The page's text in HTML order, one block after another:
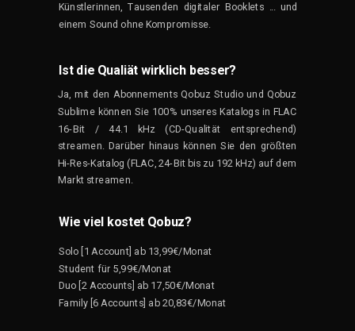
Künstlerinnen, Tausenden digitaler Booklets ... und
einem Sound ohne Kompromisse.
Ist die Qualiät wirklich besser?
Ja, mit den Abonnements Qobuz Studio und Qobuz
Sublime können Sie 100% unseres Katalogs in FLAC
16-Bit / 44.1 kHz (CD-Qualität entsprechend)
streamen. Darüber hinaus können Sie den größten
Hi-Res-Katalog (FLAC, 24-Bit bis zu 192 kHz) auf dem
Markt streamen.
Wie viel kostet Qobuz?
Solo [1 Account] ab 13,99€/Monat
Student für 5,99€/Monat
Duo [2 Accounts] ab 17,50€/Monat
Family [6 Accounts] ab 20,83€/Monat